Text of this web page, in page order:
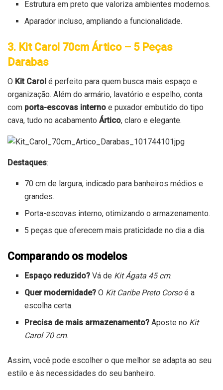
Estrutura em preto que valoriza ambientes modernos.
Aparador incluso, ampliando a funcionalidade.
3. Kit Carol 70cm Ártico – 5 Peças
Darabas
O Kit Carol é perfeito para quem busca mais espaço e
organização. Além do armário, lavatório e espelho, conta
com porta-escovas interno e puxador embutido do tipo
cava, tudo no acabamento Ártico, claro e elegante.
Destaques:
70 cm de largura, indicado para banheiros médios e
grandes.
Porta-escovas interno, otimizando o armazenamento.
5 peças que oferecem mais praticidade no dia a dia.
Comparando os modelos
Espaço reduzido? Vá de Kit Ágata 45 cm.
Quer modernidade? O Kit Caribe Preto Corsoé a
escolha certa.
Precisa de mais armazenamento? Aposte no Kit
Carol 70 cm.
Assim, você pode escolher o que melhor se adapta ao seu
estilo e às necessidades do seu banheiro.